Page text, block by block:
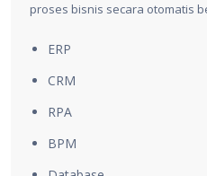
proses bisnis secara otomatis
ERP
CRM
RPA
BPM